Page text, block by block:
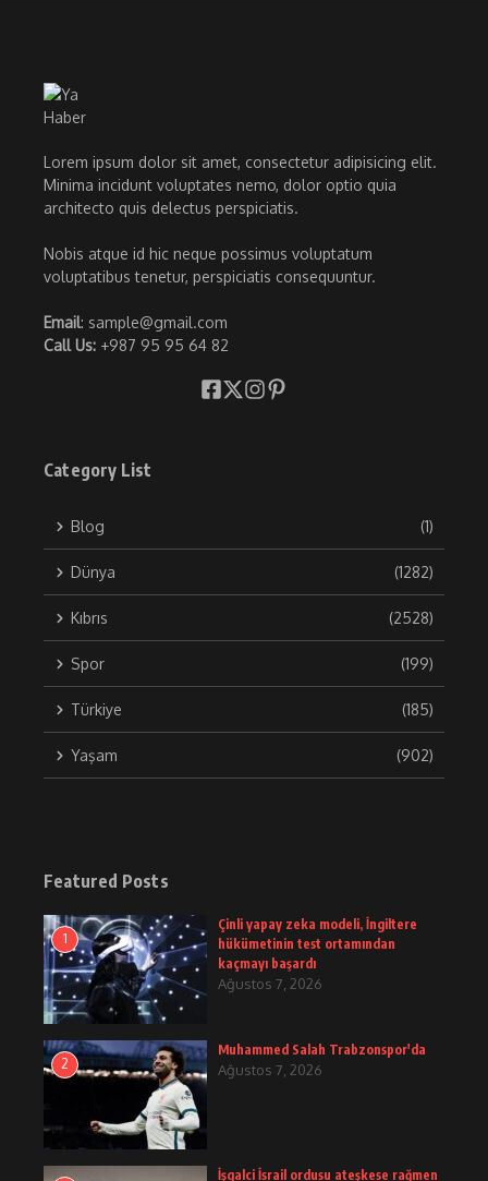
Lorem ipsum dolor sit amet, consectetur adipisicing elit.
Minima incidunt voluptates nemo, dolor optio quia
architecto quis delectus perspiciatis.
Nobis atque id hic neque possimus voluptatum
voluptatibus tenetur, perspiciatis consequuntur.
Email: sample@gmail.com
Call Us: +987 95 95 64 82
Category List
Blog (1)
Dünya (1282)
Kıbrıs (2528)
Spor (199)
Türkiye (185)
Yaşam (902)
Featured Posts
1
Çinli yapay zeka modeli, İngiltere
hükümetinin test ortamından
kaçmayı başardı
Ağustos 7, 2026
2
Muhammed Salah Trabzonspor'da
Ağustos 7, 2026
İşgalci İsrail ordusu ateşkese rağmen